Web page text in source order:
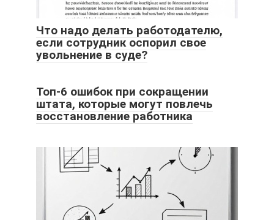
Что надо делать работодателю,
если сотрудник оспорил свое
увольнение в суде?
Топ-6 ошибок при сокращении
штата, которые могут повлечь
восстановление работника